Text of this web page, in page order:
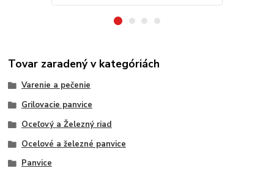
Tovar zaradený v kategóriách
Varenie a pečenie
Grilovacie panvice
Oceľový a Železný riad
Ocelové a železné panvice
Panvice